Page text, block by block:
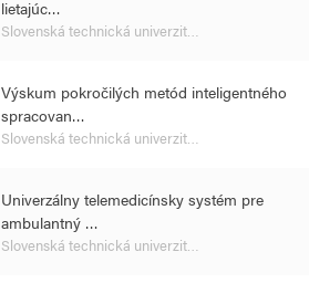
lietajúc…
Slovenská technická univerzit…
Výskum pokročilých metód inteligentného
spracovan…
Slovenská technická univerzit…
Univerzálny telemedicínsky systém pre
ambulantný …
Slovenská technická univerzit…